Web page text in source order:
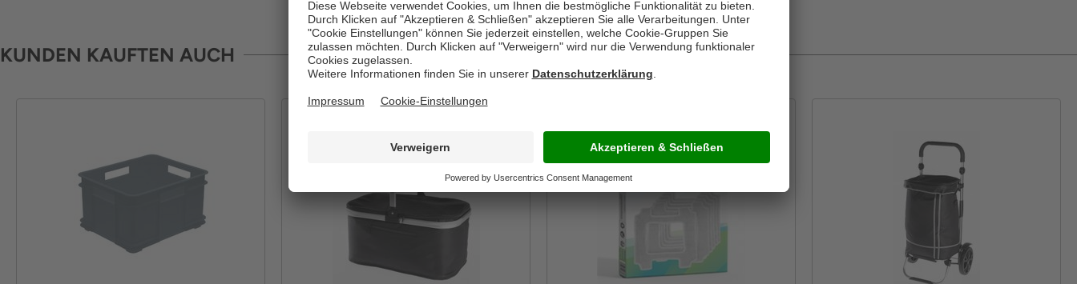
KUNDEN KAUFTEN AUCH
-31%